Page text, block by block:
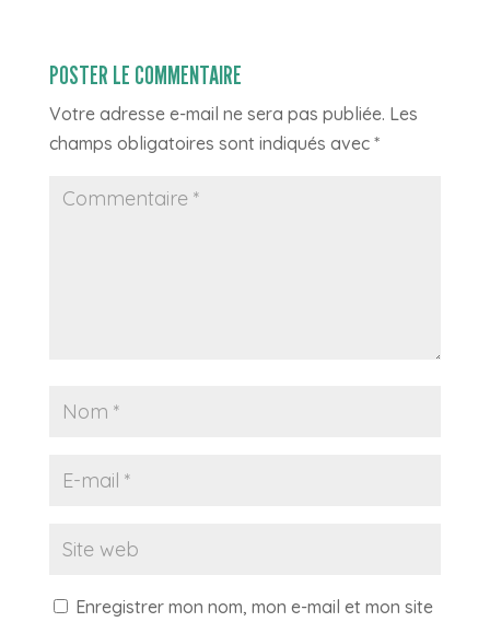
POSTER LE COMMENTAIRE
Votre adresse e-mail ne sera pas publiée. Les
champs obligatoires sont indiqués avec *
Enregistrer mon nom, mon e-mail et mon site